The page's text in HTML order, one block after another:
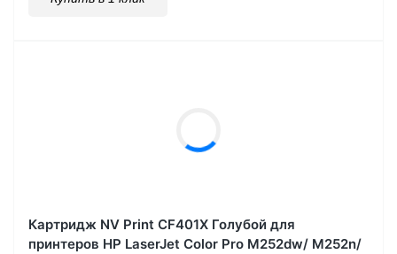
Картридж NV Print CF401X Голубой для
принтеров HP LaserJet Color Pro M252dw/ M252n/